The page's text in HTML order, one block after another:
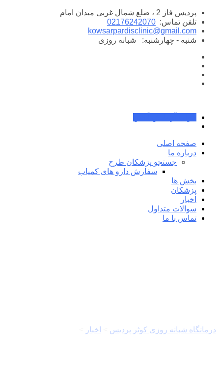
پرش
محتوا
پردیس فاز 2 ، ضلع شمال غربی میدان امام
تلفن تماس: 02176242070
kowsarpardisclinic@gmail.com
شنبه - چهارشنبه:
شبانه روزی
صفحه اصلی
درباره ما
جستجو پزشکان طرح
سفارش دارو های کمیاب
بخش ها
پزشکان
اخبار
سوالات متداول
تماس با ما
درمانگاه شبانه روزی کوثر پردیس اخبار